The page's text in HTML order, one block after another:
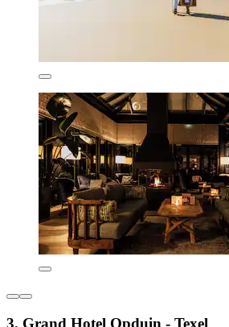
3. Grand Hotel Opduin - Texel